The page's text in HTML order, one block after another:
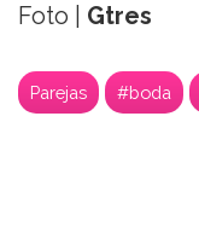
Foto | Gtres
Parejas #boda